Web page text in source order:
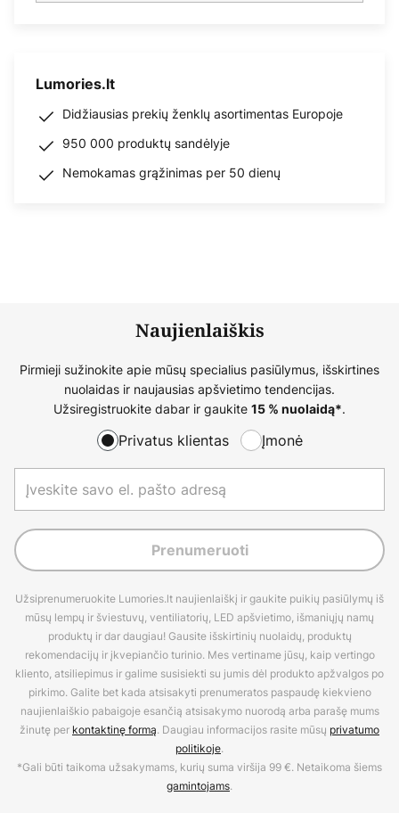
Lumories.lt
Didžiausias prekių ženklų asortimentas Europoje
950 000 produktų sandėlyje
Nemokamas grąžinimas per 50 dienų
Naujienlaiškis
Pirmieji sužinokite apie mūsų specialius pasiūlymus, išskirtines
nuolaidas ir naujausias apšvietimo tendencijas.
Užsiregistruokite dabar ir gaukite 15 % nuolaidą*.
Privatus klientas Įmonė
Prenumeruoti
Užsiprenumeruokite Lumories.lt naujienlaiškį ir gaukite puikių pasiūlymų iš
mūsų lempų ir šviestuvų, ventiliatorių, LED apšvietimo, išmaniųjų namų
produktų ir dar daugiau! Gausite išskirtinių nuolaidų, produktų
rekomendacijų ir įkvepiančio turinio. Mes vertiname jūsų, kaip vertingo
kliento, atsiliepimus ir galime susisiekti su jumis dėl produkto apžvalgos po
pirkimo. Galite bet kada atsisakyti prenumeratos paspaudę kiekvieno
naujienlaiškio pabaigoje esančią atsisakymo nuorodą arba parašę mums
žinutę per kontaktinę formą. Daugiau informacijos rasite mūsų privatumo
politikoje.
*Gali būti taikoma užsakymams, kurių suma viršija 99 €. Netaikoma šiems
gamintojams.